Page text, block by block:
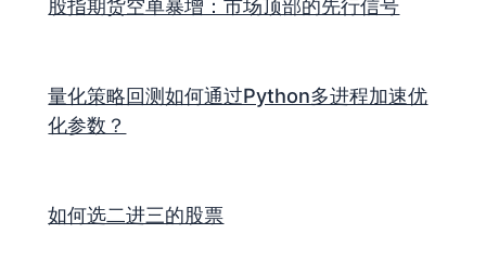
股指期货空单暴增：市场顶部的先行信号
量化策略回测如何通过Python多进程加速优
化参数？
如何选二进三的股票